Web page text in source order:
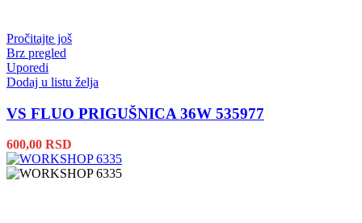
Pročitajte još
Brz pregled
Uporedi
Dodaj u listu želja
VS FLUO PRIGUŠNICA 36W 535977
600,00 RSD